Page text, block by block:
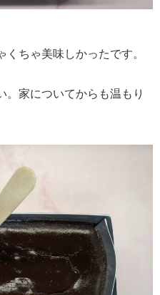
ちゃ美味しかったです。
。家についてからも温もり